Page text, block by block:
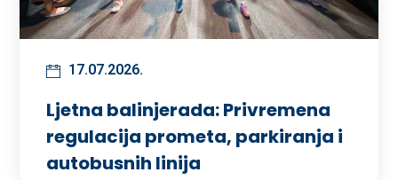
17.07.2026.
Ljetna balinjerada: Privremena
regulacija prometa, parkiranja i
autobusnih linija